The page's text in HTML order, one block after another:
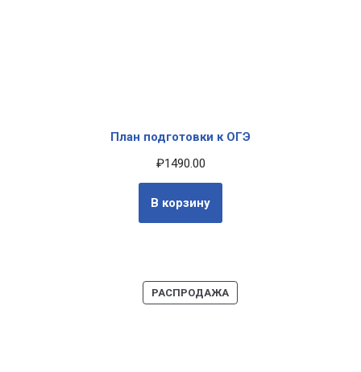
План подготовки к ОГЭ
₽1490.00
В корзину
РАСПРОДАЖА